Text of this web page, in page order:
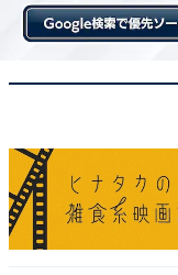
1等車の帯がライトグリ
日本は高度成長期